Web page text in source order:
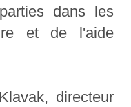
dans les
et de l'aide
directeur